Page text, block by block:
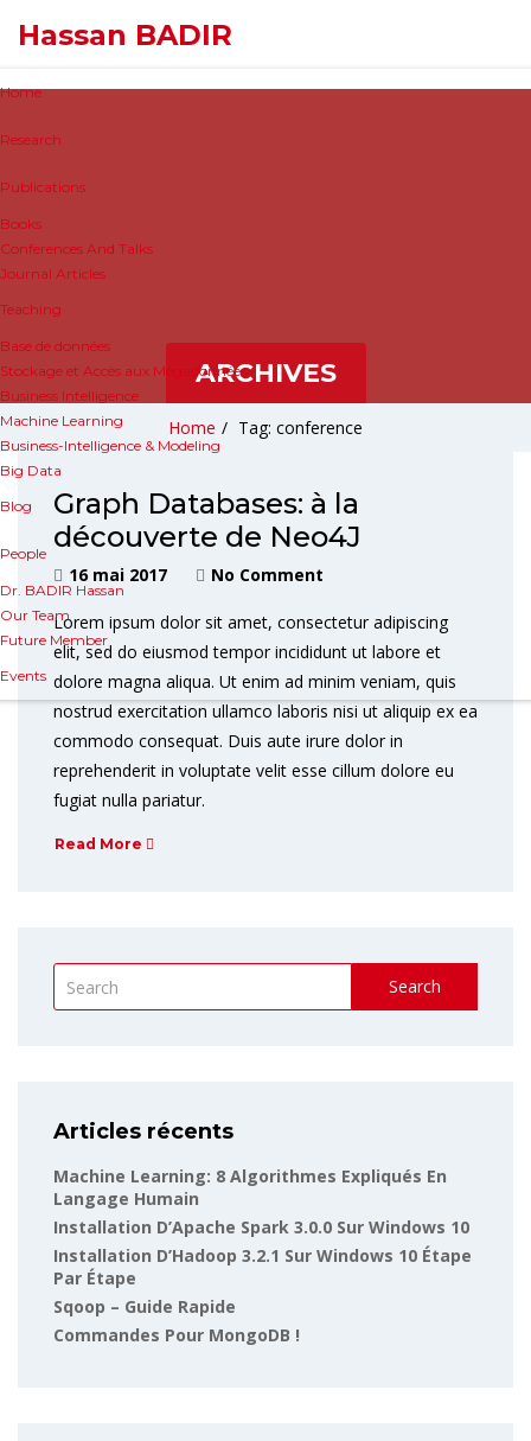
Hassan BADIR
Home
Research
Publications
Books
Conferences And Talks
Journal Articles
Teaching
Base de données
Stockage et Accès aux Mégadonnées
Business Intelligence
Machine Learning
Business-Intelligence & Modeling
Big Data
Blog
People
Dr. BADIR Hassan
Our Team
Future Member
Events
ARCHIVES
Home / Tag: conference
Graph Databases: à la
découverte de Neo4J
16 mai 2017 No Comment
Lorem ipsum dolor sit amet, consectetur adipiscing
elit, sed do eiusmod tempor incididunt ut labore et
dolore magna aliqua. Ut enim ad minim veniam, quis
nostrud exercitation ullamco laboris nisi ut aliquip ex ea
commodo consequat. Duis aute irure dolor in
reprehenderit in voluptate velit esse cillum dolore eu
fugiat nulla pariatur.
Read More
Search
Articles récents
Machine Learning: 8 Algorithmes Expliqués En
Langage Humain
Installation D’Apache Spark 3.0.0 Sur Windows 10
Installation D’Hadoop 3.2.1 Sur Windows 10 Étape
Par Étape
Sqoop – Guide Rapide
Commandes Pour MongoDB !